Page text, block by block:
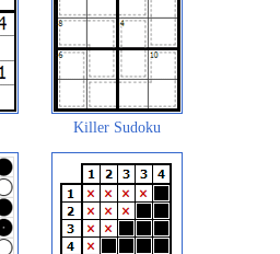
Killer Sudoku